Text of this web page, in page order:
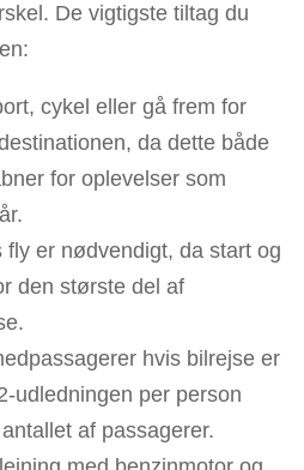
De vigtigste tiltag du
cykel eller gå frem for
da dette både
for oplevelser som
fly er nødvendigt, da start og
den største del af
hvis bilrejse er
udledningen per person
af passagerer.